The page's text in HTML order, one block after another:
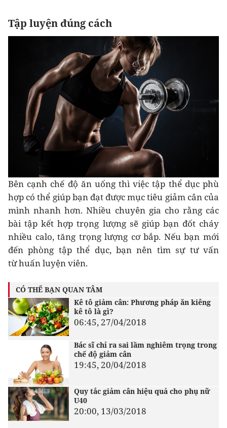
Tập luyện đúng cách
Bên cạnh chế độ ăn uống thì việc tập thể dục phù
hợp có thể giúp bạn đạt được mục tiêu giảm cân của
mình nhanh hơn. Nhiều chuyên gia cho rằng các
bài tập kết hợp trọng lượng sẽ giúp bạn đốt cháy
nhiều calo, tăng trọng lượng cơ bắp. Nếu bạn mới
đến phòng tập thể dục, bạn nên tìm sự tư vấn
từ huấn luyện viên.
CÓ THỂ BẠN QUAN TÂM
Kê tô giảm cân: Phương pháp ăn kiêng
kê tô là gì?
06:45, 27/04/2018
Bác sĩ chỉ ra sai lầm nghiêm trọng trong
chế độ giảm cân
19:45, 20/04/2018
Quy tắc giảm cân hiệu quả cho phụ nữ
U40
20:00, 13/03/2018